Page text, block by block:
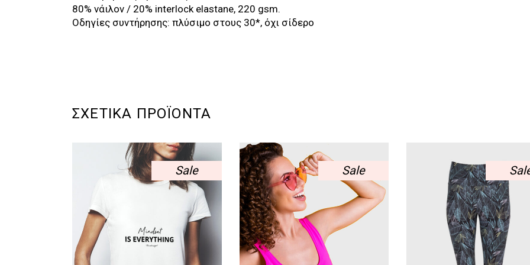
80% νάιλον / 20% interlock elastane, 220 gsm.
Οδηγίες συντήρησης: πλύσιμο στους 30*, όχι σίδερο
ΣΧΕΤΙΚΆ ΠΡΟΪΌΝΤΑ
Sale
Αυτό
Sale
Αυτό
Αυτό
το